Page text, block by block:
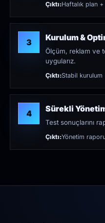
Çıktı:Haftalık plan
3 Kurulum &
Ölçüm, reklam ve
uygularız.
Çıktı:Stabil
4 Sürekli
Test sonuçlarını
Çıktı:Yönetim